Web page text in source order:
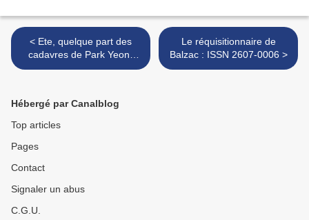
< Ete, quelque part des
cadavres de Park Yeon-
Seon : ISSN 2607-0006
Le réquisitionnaire de
Balzac : ISSN 2607-0006 >
Hébergé par Canalblog
Top articles
Pages
Contact
Signaler un abus
C.G.U.